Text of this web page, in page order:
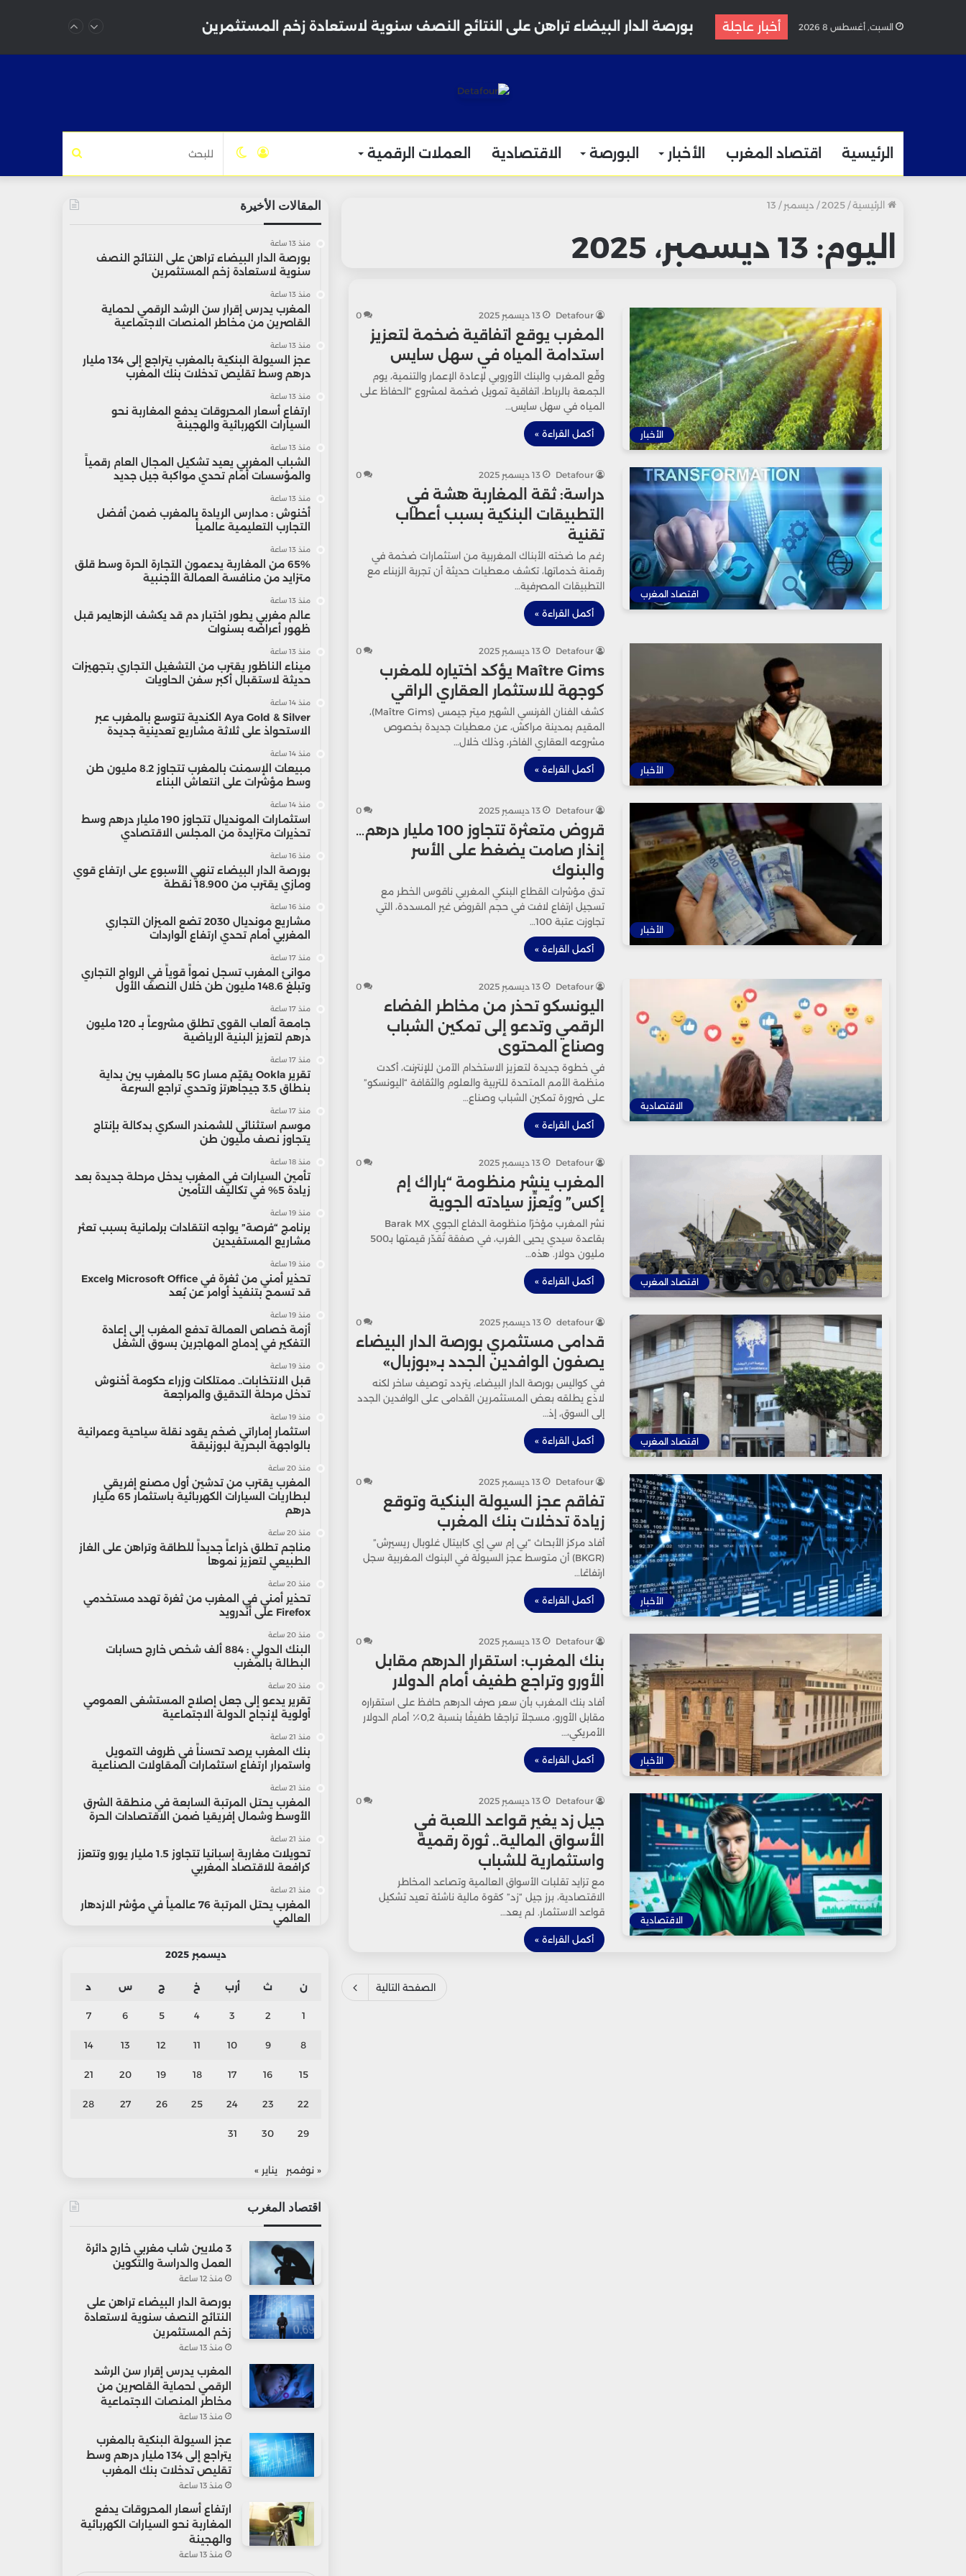
السبت, أغسطس 8 2026 أخبار عاجلة
الرئيسية اقتصاد المغرب الأخبار البورصة الاقتصادية العملات الرقمية للبحث الوضعتسجيل
الرئيسية/
2025
/ ديسمبر /
13
اليوم: 13 ديسمبر، 2025
الأخبار
Detafour 13 ديسمبر 2025 0
المغرب يوقع اتفاقية ضخمة لتعزيز
استدامة المياه في سهل سايس
وقّع المغرب والبنك الأوروبي لإعادة الإعمار والتنمية، يوم
الجمعة بالرباط، اتفاقية تمويل ضخمة لمشروع “الحفاظ على
المياه في سهل سايس…
أكمل القراءة »
اقتصاد المغرب
Detafour 13 ديسمبر 2025 0
دراسة: ثقة المغاربة هشة في
التطبيقات البنكية بسبب أعطاب
تقنية
رغم ما ضخته الأبناك المغربية من استثمارات ضخمة في
رقمنة خدماتها، تكشف معطيات حديثة أن تجربة الزبناء مع
التطبيقات المصرفية…
أكمل القراءة »
الأخبار
Detafour 13 ديسمبر 2025 0
Maître Gims يؤكد اختياره للمغرب
كوجهة للاستثمار العقاري الراقي
كشف الفنان الفرنسي الشهير ميتر جيمس (Maître Gims)،
المقيم بمدينة مراكش، عن معطيات جديدة بخصوص
مشروعه العقاري الفاخر، وذلك خلال…
أكمل القراءة »
الأخبار
Detafour 13 ديسمبر 2025 0
قروض متعثرة تتجاوز 100 مليار درهم…
إنذار صامت يضغط على الأسر
والبنوك
تدق مؤشرات القطاع البنكي المغربي ناقوس الخطر مع
تسجيل ارتفاع لافت في حجم القروض غير المسددة، التي
تجاوزت عتبة 100…
أكمل القراءة »
الاقتصادية
Detafour 13 ديسمبر 2025 0
اليونسكو تحذر من مخاطر الفضاء
الرقمي وتدعو إلى تمكين الشباب
وصناع المحتوى
في خطوة جديدة لتعزيز الاستخدام الآمن للإنترنت، أكدت
منظمة الأمم المتحدة للتربية والعلوم والثقافة “اليونسكو”
على ضرورة تمكين الشباب وصناع…
أكمل القراءة »
اقتصاد المغرب
Detafour 13 ديسمبر 2025 0
المغرب ينشر منظومة “باراك إم
إكس” ويُعزِّز سيادته الجوية
نشر المغرب مؤخرًا منظومة الدفاع الجوي Barak MX
بقاعدة سيدي يحيى الغرب، في صفقة تُقدّر قيمتها بـ500
مليون دولار. هذه…
أكمل القراءة »
اقتصاد المغرب
detafour 13 ديسمبر 2025 0
قدامى مستثمري بورصة الدار البيضاء
يصفون الوافدين الجدد بـ«بوزبال»
في كواليس بورصة الدار البيضاء، يتردد توصيف ساخر لكنه
لاذع يطلقه بعض المستثمرين القدامى على الوافدين الجدد
إلى السوق، إذ…
أكمل القراءة »
الأخبار
Detafour 13 ديسمبر 2025 0
تفاقم عجز السيولة البنكية وتوقع
زيادة تدخلات بنك المغرب
أفاد مركز الأبحاث “بي إم سي إي كابيتال غلوبال ريسيرش”
(BKGR) أن متوسط عجز السيولة في البنوك المغربية سجل
ارتفاعًا…
أكمل القراءة »
الأخبار
Detafour 13 ديسمبر 2025 0
بنك المغرب: استقرار الدرهم مقابل
الأورو وتراجع طفيف أمام الدولار
أفاد بنك المغرب بأن سعر صرف الدرهم حافظ على استقراره
مقابل الأورو، مسجلاً تراجعًا طفيفًا بنسبة 0,2٪ أمام الدولار
الأمريكي،…
أكمل القراءة »
الاقتصادية
Detafour 13 ديسمبر 2025 0
جيل زد يغير قواعد اللعبة في
الأسواق المالية.. ثورة رقمية
واستثمارية للشباب
مع تزايد تقلبات الأسواق العالمية وتصاعد المخاطر
الاقتصادية، برز جيل “زد” كقوة مالية ناشئة تعيد تشكيل
قواعد الاستثمار. لم يعد…
أكمل القراءة »
الصفحة التالية
المقالات الأخيرة
منذ 13 ساعة
بورصة الدار البيضاء تراهن على النتائج النصف
سنوية لاستعادة زخم المستثمرين
منذ 13 ساعة
المغرب يدرس إقرار سن الرشد الرقمي لحماية
القاصرين من مخاطر المنصات الاجتماعية
منذ 13 ساعة
عجز السيولة البنكية بالمغرب يتراجع إلى 134 مليار
درهم وسط تقليص تدخلات بنك المغرب
منذ 13 ساعة
ارتفاع أسعار المحروقات يدفع المغاربة نحو
السيارات الكهربائية والهجينة
منذ 13 ساعة
الشباب المغربي يعيد تشكيل المجال العام رقمياً
والمؤسسات أمام تحدي مواكبة جيل جديد
منذ 13 ساعة
أخنوش : مدارس الريادة بالمغرب ضمن أفضل
التجارب التعليمية عالمياً
منذ 13 ساعة
65% من المغاربة يدعمون التجارة الحرة وسط قلق
متزايد من منافسة العمالة الأجنبية
منذ 13 ساعة
عالم مغربي يطور اختبار دم قد يكشف الزهايمر قبل
ظهور أعراضه بسنوات
منذ 13 ساعة
ميناء الناظور يقترب من التشغيل التجاري بتجهيزات
حديثة لاستقبال أكبر سفن الحاويات
منذ 14 ساعة
Aya Gold & Silver الكندية تتوسع بالمغرب عبر
الاستحواذ على ثلاثة مشاريع تعدينية جديدة
منذ 14 ساعة
مبيعات الإسمنت بالمغرب تتجاوز 8.2 مليون طن
وسط مؤشرات على انتعاش البناء
منذ 14 ساعة
استثمارات المونديال تتجاوز 190 مليار درهم وسط
تحذيرات متزايدة من المجلس الاقتصادي
منذ 16 ساعة
بورصة الدار البيضاء تنهي الأسبوع على ارتفاع قوي
ومازي يقترب من 18.900 نقطة
منذ 16 ساعة
مشاريع مونديال 2030 تضع الميزان التجاري
المغربي أمام تحدي ارتفاع الواردات
منذ 17 ساعة
موانئ المغرب تسجل نمواً قوياً في الرواج التجاري
وتبلغ 148.6 مليون طن خلال النصف الأول
منذ 17 ساعة
جامعة ألعاب القوى تطلق مشروعاً بـ 120 مليون
درهم لتعزيز البنية الرياضية
منذ 17 ساعة
تقرير Ookla يقيّم مسار 5G بالمغرب بين بداية
بنطاق 3.5 جيجاهرتز وتحدي تراجع السرعة
منذ 17 ساعة
موسم استثنائي للشمندر السكري بدكالة بإنتاج
يتجاوز نصف مليون طن
منذ 18 ساعة
تأمين السيارات في المغرب يدخل مرحلة جديدة بعد
زيادة 5% في تكاليف التأمين
منذ 19 ساعة
برنامج “فرصة” يواجه انتقادات برلمانية بسبب تعثر
مشاريع المستفيدين
منذ 19 ساعة
تحذير أمني من ثغرة في Microsoft Office وExcel
قد تسمح بتنفيذ أوامر عن بُعد
منذ 19 ساعة
أزمة خصاص العمالة تدفع المغرب إلى إعادة
التفكير في إدماج المهاجرين بسوق الشغل
منذ 19 ساعة
قبل الانتخابات.. ممتلكات وزراء حكومة أخنوش
تدخل مرحلة التدقيق والمراجعة
منذ 19 ساعة
استثمار إماراتي ضخم يقود نقلة سياحية وعمرانية
بالواجهة البحرية لبوزنيقة
منذ 20 ساعة
المغرب يقترب من تدشين أول مصنع إفريقي
لبطاريات السيارات الكهربائية باستثمار 65 مليار
درهم
منذ 20 ساعة
مناجم تطلق ذراعاً جديداً للطاقة وتراهن على الغاز
الطبيعي لتعزيز نموها
منذ 20 ساعة
تحذير أمني في المغرب من ثغرة تهدد مستخدمي
Firefox على أندرويد
منذ 20 ساعة
البنك الدولي : 884 ألف شخص خارج حسابات
البطالة بالمغرب
منذ 20 ساعة
تقرير يدعو إلى جعل إصلاح المستشفى العمومي
أولوية لإنجاح الدولة الاجتماعية
منذ 21 ساعة
بنك المغرب يرصد تحسناً في ظروف التمويل
واستمرار ارتفاع استثمارات المقاولات الصناعية
منذ 21 ساعة
المغرب يحتل المرتبة السابعة في منطقة الشرق
الأوسط وشمال إفريقيا ضمن الاقتصادات الحرة
منذ 21 ساعة
تحويلات مغاربة إسبانيا تتجاوز 1.5 مليار يورو وتتعزز
كرافعة للاقتصاد المغربي
منذ 21 ساعة
المغرب يحتل المرتبة 76 عالمياً في مؤشر الازدهار
العالمي
ديسمبر 2025
ن ث أرب خ ج س د
1
2
3
4
5
6
7
8
9
10
11
12
13
14
15
16
17
18
19
20
21
22
23
24
25
26
27
28
29
30
31
« نوفمبر يناير »
اقتصاد المغرب
3 ملايين شاب مغربي خارج دائرة
العمل والدراسة والتكوين
منذ 12 ساعة
بورصة الدار البيضاء تراهن على
النتائج النصف سنوية لاستعادة
زخم المستثمرين
منذ 13 ساعة
المغرب يدرس إقرار سن الرشد
الرقمي لحماية القاصرين من
مخاطر المنصات الاجتماعية
منذ 13 ساعة
عجز السيولة البنكية بالمغرب
يتراجع إلى 134 مليار درهم وسط
تقليص تدخلات بنك المغرب
منذ 13 ساعة
ارتفاع أسعار المحروقات يدفع
المغاربة نحو السيارات الكهربائية
والهجينة
منذ 13 ساعة